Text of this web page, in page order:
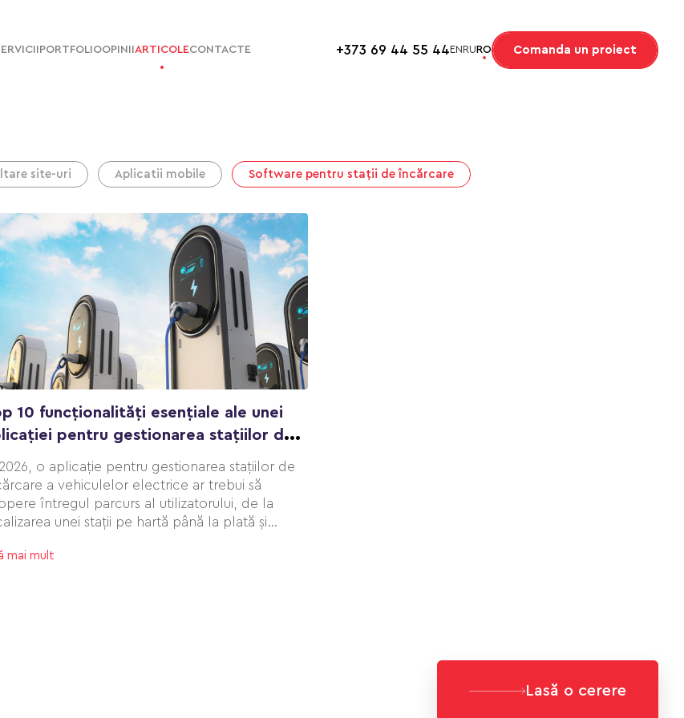
PORTFOLIOOPINIIARTICOLECONTACTE +373 69 44 55 44ENRURO Comanda un proiect
site-uri Aplicatii mobile Software pentru stații de încărcare
10 funcționalități esențiale ale unei
pentru gestionarea stațiilor de
EV în 2026
2026, o aplicație pentru gestionarea stațiilor de
a vehiculelor electrice ar trebui să
întregul parcurs al utilizatorului, de la
unei stații pe hartă până la plată și
mai mult
Lasă o cerere